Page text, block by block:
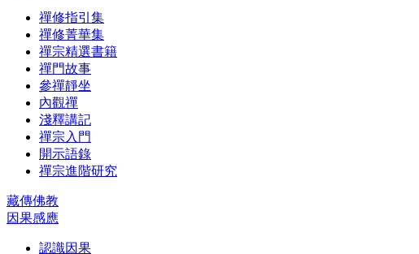
禪修指引集
禪修菁華集
禪宗精選書籍
禪門故事
參禪靜坐
內觀禪
淺釋講記
禪宗入門
開示語錄
禪宗進階研究
藏傳佛教
因果感應
認識因果